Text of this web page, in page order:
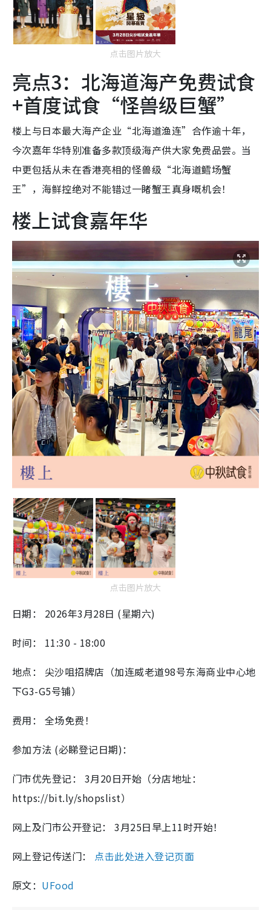
点击图片放大
亮点3：北海道海产免费试食
+首度试食“怪兽级巨蟹”
楼上与日本最大海产企业“北海道渔连”合作逾十年，
今次嘉年华特别准备多款顶级海产供大家免费品尝。当
中更包括从未在香港亮相的怪兽级“北海道鳕场蟹
王”，海鲜控绝对不能错过一睹蟹王真身嘅机会！
楼上试食嘉年华
点击图片放大
日期： 2026年3月28日 (星期六)
时间： 11:30 - 18:00
地点： 尖沙咀招牌店（加连威老道98号东海商业中心地
下G3-G5号铺）
费用： 全场免费！
参加方法 (必睇登记日期)：
门市优先登记： 3月20日开始（分店地址：
https://bit.ly/shopslist）
网上及门市公开登记： 3月25日早上11时开始！
网上登记传送门： 点击此处进入登记页面
原文： UFood